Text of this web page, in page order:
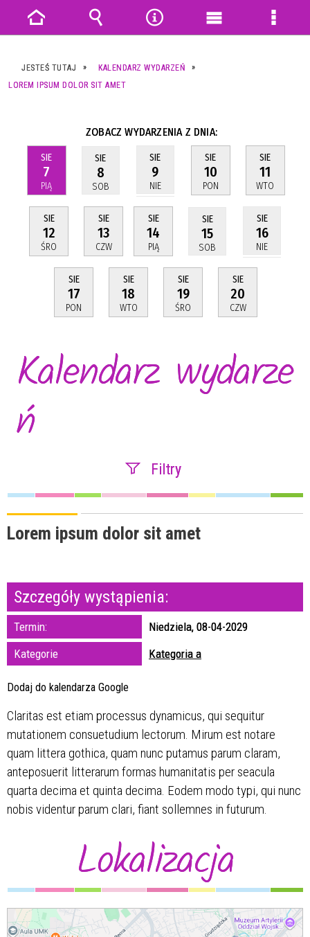
JESTEŚ TUTAJ
KALENDARZ WYDARZEŃ
LOREM IPSUM DOLOR SIT AMET
ZOBACZ WYDARZENIA Z DNIA:
SIE
7
PIĄ
SIE
8
SOB
SIE
9
NIE
SIE
10
PON
SIE
11
WTO
SIE
12
ŚRO
SIE
13
CZW
SIE
14
PIĄ
SIE
15
SOB
SIE
16
NIE
SIE
17
PON
SIE
18
WTO
SIE
19
ŚRO
SIE
20
CZW
Kalendarz wydarze
ń
Filtry
Trwające w
zakresie
Miejsce
Organizator
Lorem ipsum dolor sit amet
Szczegóły wystąpienia:
Termin:
Niedziela, 08-04-2029
Kategorie
Kategoria a
Dodaj do kalendarza Google
Claritas est etiam processus dynamicus, qui sequitur
mutationem consuetudium lectorum. Mirum est notare
quam littera gothica, quam nunc putamus parum claram,
anteposuerit litterarum formas humanitatis per seacula
quarta decima et quinta decima. Eodem modo typi, qui nunc
nobis videntur parum clari, fiant sollemnes in futurum.
Lokalizacja
Strona
główna
Wyszukiwarka
NarzędziaMenu
Menu